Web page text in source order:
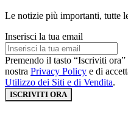
Le notizie più importanti, tutte
Inserisci la tua email
Premendo il tasto “Iscriviti
nostra Privacy Policy e di
Utilizzo dei Siti e di Vendita.
ISCRIVITI ORA